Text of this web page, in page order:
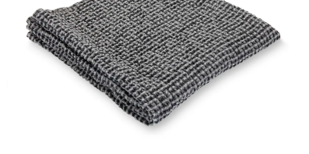
Doprava a platba Hodnocení obchodu
Kontakty
Moje objednávka
FAQ